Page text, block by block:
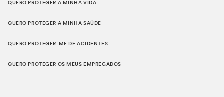
QUERO PROTEGER A MINHA VIDA
QUERO PROTEGER A MINHA SAÚDE
QUERO PROTEGER-ME DE ACIDENTES
QUERO PROTEGER OS MEUS EMPREGADOS